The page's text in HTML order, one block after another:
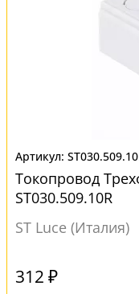
Токопровод
ST030.509.10R
ST Luce (Италия)
312 ₽